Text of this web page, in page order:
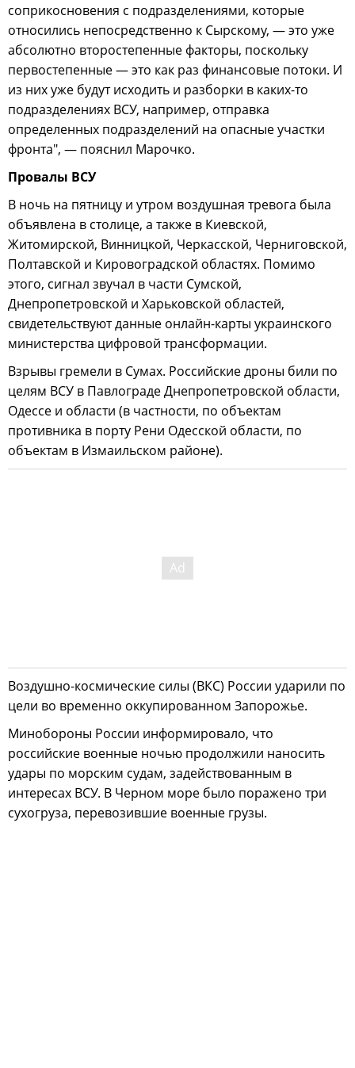
соприкосновения с подразделениями, которые
относились непосредственно к Сырскому, — это уже
абсолютно второстепенные факторы, поскольку
первостепенные — это как раз финансовые потоки. И
из них уже будут исходить и разборки в каких-то
подразделениях ВСУ, например, отправка
определенных подразделений на опасные участки
фронта", — пояснил Марочко.
Провалы ВСУ
В ночь на пятницу и утром воздушная тревога была
объявлена в столице, а также в Киевской,
Житомирской, Винницкой, Черкасской, Черниговской,
Полтавской и Кировоградской областях. Помимо
этого, сигнал звучал в части Сумской,
Днепропетровской и Харьковской областей,
свидетельствуют данные онлайн-карты украинского
министерства цифровой трансформации.
Взрывы гремели в Сумах. Российские дроны били по
целям ВСУ в Павлограде Днепропетровской области,
Одессе и области (в частности, по объектам
противника в порту Рени Одесской области, по
объектам в Измаильском районе).
Воздушно-космические силы (ВКС) России ударили по
цели во временно оккупированном Запорожье.
Минобороны России информировало, что
российские военные ночью продолжили наносить
удары по морским судам, задействованным в
интересах ВСУ. В Черном море было поражено три
сухогруза, перевозившие военные грузы.